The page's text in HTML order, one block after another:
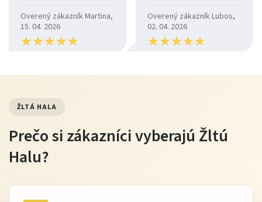
Overený zákazník Martina,
15. 04. 2026
★★★★★
★★★★★
Overený zákazník Lubos,
02. 04. 2026
★★★★★
★★★★★
ŽLTÁ HALA
Prečo si zákazníci vyberajú Žltú
Halu?